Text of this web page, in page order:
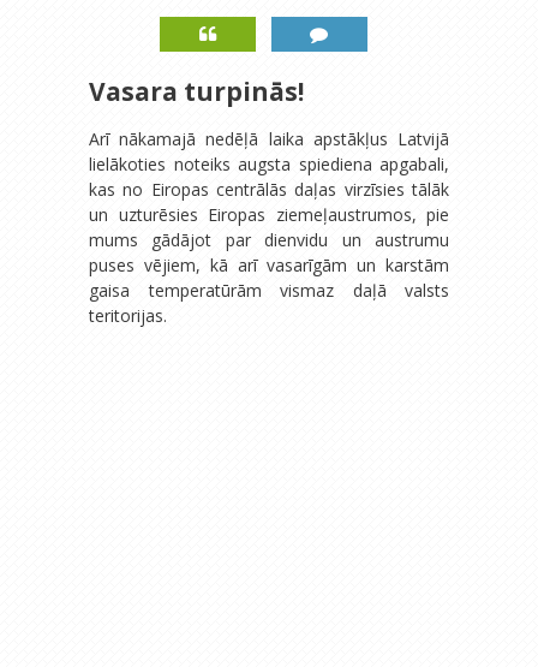
Vasara turpinās!
Arī nākamajā nedēļā laika apstākļus Latvijā
lielākoties noteiks augsta spiediena apgabali,
kas no Eiropas centrālās daļas virzīsies tālāk
un uzturēsies Eiropas ziemeļaustrumos, pie
mums gādājot par dienvidu un austrumu
puses vējiem, kā arī vasarīgām un karstām
gaisa temperatūrām vismaz daļā valsts
teritorijas.